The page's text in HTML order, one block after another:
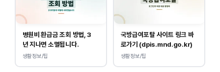
병원비 환급금 조회 방법, 3
년 지나면 소멸됩니다.
생활정보/팁
국방급여포탈 사이트 링크 바
로가기 (dpis.mnd.go.kr)
생활정보/팁